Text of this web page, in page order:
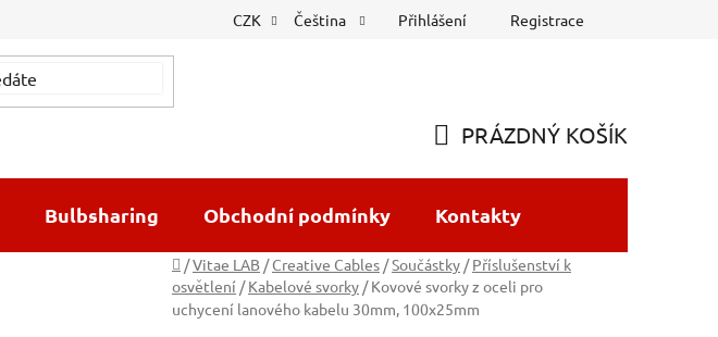
CZK Čeština Přihlášení Registrace
KOŠÍK
PRÁZDNÝ KOŠÍK
Bulbsharing Obchodní podmínky Kontakty
Domů
/Vitae LAB / Creative Cables /Součástky / Příslušenství k
osvětlení / Kabelové svorky / Kovové svorky z oceli pro
uchycení lanového kabelu 30mm, 100x25mm